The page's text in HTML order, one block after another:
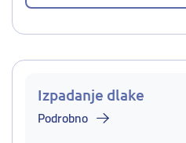
Izpadanje dlake
Podrobno